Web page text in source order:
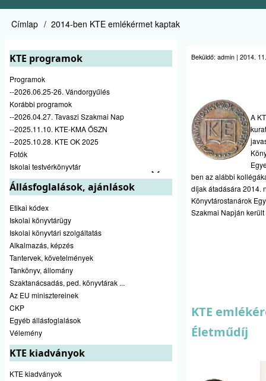
Morzsa
Címlap 2014-ben KTE emlékérmet kaptak
KTE programok
Programok
--2026.06.25-26. Vándorgyűlés
Korábbi programok
--2026.04.27. Tavaszi Szakmai Nap
--2025.11.10. KTE-KMA ŐSZN
--2025.10.28. KTE OK 2025
Fotók
Iskolai testvérkönyvtár
Állásfoglalások, ajánlások
Etikai kódex
Iskolai könyvtárügy
Iskolai könyvtári szolgáltatás
Alkalmazás, képzés
Tantervek, követelmények
Tankönyv, állomány
Szaktanácsadás, ped. könyvtárak ...
Az EU minisztereinek
CKP
Egyéb állásfoglalások
Vélemény
KTE kiadványok
KTE kiadványok
Beküldő: admin | 2014.
A
ben az alábbi
díjak átadására 2014.
Könyvtárostanárok
Szakmai Napján került
KTE
Életműdíj